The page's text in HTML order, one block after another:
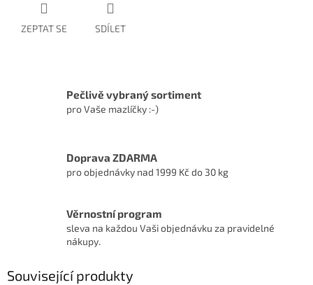
ZEPTAT SE SDÍLET
Pečlivě vybraný sortiment
pro Vaše mazlíčky :-)
Doprava ZDARMA
pro objednávky nad 1999 Kč do 30 kg
Věrnostní program
sleva na každou Vaši objednávku za pravidelné
nákupy.
Související produkty